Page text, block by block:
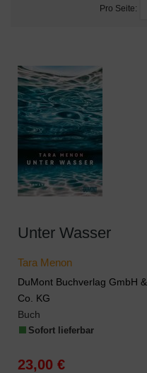
Pro Seite:
Unter Wasser
Tara Menon
DuMont Buchverlag GmbH &
Co. KG
Buch
Sofort lieferbar
23,00 €